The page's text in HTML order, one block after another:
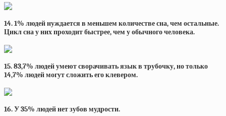
14. 1% людей нуждается в меньшем количестве сна, чем остальные.
Цикл сна у них проходит быстрее, чем у обычного человека.
15. 83,7% людей умеют сворачивать язык в трубочку, но только
14,7% людей могут сложить его клевером.
16. У 35% людей нет зубов мудрости.